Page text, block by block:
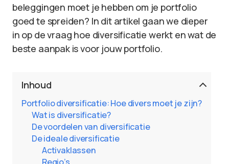
beleggingen moet je hebben om je portfolio
goed te spreiden? In dit artikel gaan we dieper
in op de vraag hoe diversificatie werkt en wat de
beste aanpak is voor jouw portfolio.
Inhoud
Portfolio diversificatie: Hoe divers moet je zijn?
Wat is diversificatie?
De voordelen van diversificatie
De ideale diversificatie
Activaklassen